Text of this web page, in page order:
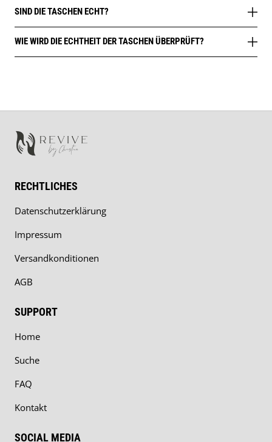
SIND DIE TASCHEN ECHT?
WIE WIRD DIE ECHTHEIT DER TASCHEN ÜBERPRÜFT?
RECHTLICHES
Datenschutzerklärung
Impressum
Versandkonditionen
AGB
SUPPORT
Home
Suche
FAQ
Kontakt
SOCIAL MEDIA